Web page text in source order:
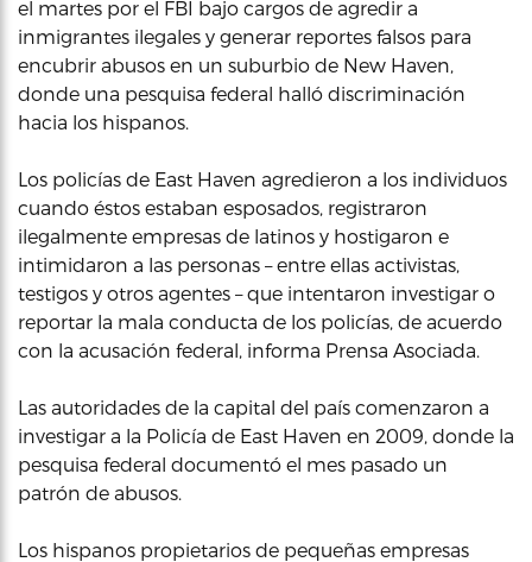
el martes por el FBI bajo cargos de agredir a
inmigrantes ilegales y generar reportes falsos para
encubrir abusos en un suburbio de New Haven,
donde una pesquisa federal halló discriminación
hacia los hispanos.
Los policías de East Haven agredieron a los individuos
cuando éstos estaban esposados, registraron
ilegalmente empresas de latinos y hostigaron e
intimidaron a las personas – entre ellas activistas,
testigos y otros agentes – que intentaron investigar o
reportar la mala conducta de los policías, de acuerdo
con la acusación federal, informa Prensa Asociada.
Las autoridades de la capital del país comenzaron a
investigar a la Policía de East Haven en 2009, donde la
pesquisa federal documentó el mes pasado un
patrón de abusos.
Los hispanos propietarios de pequeñas empresas